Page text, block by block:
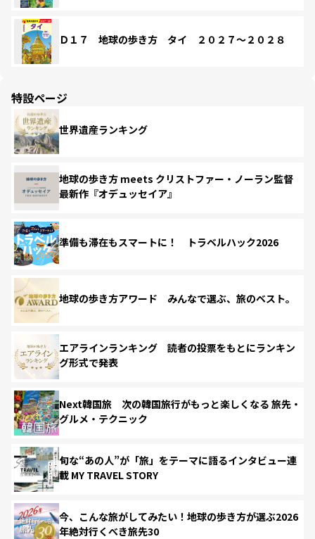
Ｄ１７ 地球の歩き方 タイ ２０２７～２０２８
特設ページ
世界遺産ランキング
地球の歩き方 meets クリストファー・ノーラン監督
最新作『オデュッセイア』
準備も滞在もスマートに！ トラベルハック2026
地球の歩き方アワード みんなで選ぶ、旅のベスト。
エアラインランキング 読者の投票をもとにランキン
グ形式で発表
Next韓国旅 次の韓国旅行がもっと楽しくなる 旅先・
グルメ・テクニック
旬な“あの人”が「旅」をテーマに語るインタビュー連
載 MY TRAVEL STORY
今、こんな旅がしてみたい！地球の歩き方が選ぶ2026
年絶対行くべき旅先30